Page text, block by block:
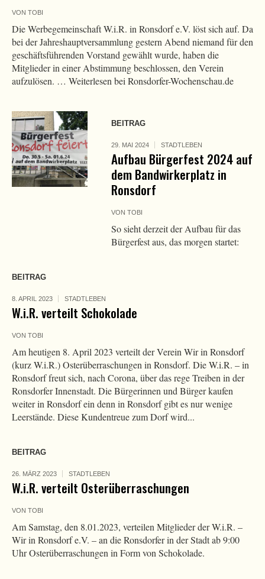
VON TOBI
Die Werbegemeinschaft W.i.R. in Ronsdorf e.V. löst sich auf. Da
bei der Jahreshauptversammlung gestern Abend niemand für den
geschäftsführenden Vorstand gewählt wurde, haben die
Mitglieder in einer Abstimmung beschlossen, den Verein
aufzulösen. … Weiterlesen bei Ronsdorfer-Wochenschau.de
BEITRAG
29. MAI 2024 STADTLEBEN
Aufbau Bürgerfest 2024 auf
dem Bandwirkerplatz in
Ronsdorf
VONTOBI
So sieht derzeit der Aufbau für das
Bürgerfest aus, das morgen startet:
BEITRAG
8. APRIL 2023 STADTLEBEN
W.i.R. verteilt Schokolade
VON TOBI
Am heutigen 8. April 2023 verteilt der Verein Wir in Ronsdorf
(kurz W.i.R.) Osterüberraschungen in Ronsdorf. Die W.i.R. – in
Ronsdorf freut sich, nach Corona, über das rege Treiben in der
Ronsdorfer Innenstadt. Die Bürgerinnen und Bürger kaufen
weiter in Ronsdorf ein denn in Ronsdorf gibt es nur wenige
Leerstände. Diese Kundentreue zum Dorf wird...
BEITRAG
26. MÄRZ 2023 STADTLEBEN
W.i.R. verteilt Osterüberraschungen
VON TOBI
Am Samstag, den 8.01.2023, verteilen Mitglieder der W.i.R. –
Wir in Ronsdorf e.V. – an die Ronsdorfer in der Stadt ab 9:00
Uhr Osterüberraschungen in Form von Schokolade.